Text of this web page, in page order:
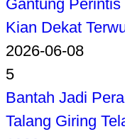
Gantung
Kian Dekat
2026-06-08
5
Bantah Jadi
Talang Giring